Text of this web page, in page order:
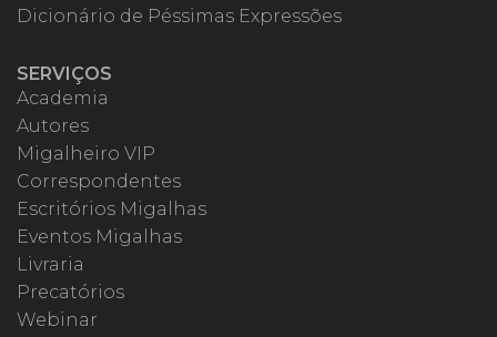
Dicionário de Péssimas Expressões
SERVIÇOS
Academia
Autores
Migalheiro VIP
Correspondentes
Escritórios Migalhas
Eventos Migalhas
Livraria
Precatórios
Webinar